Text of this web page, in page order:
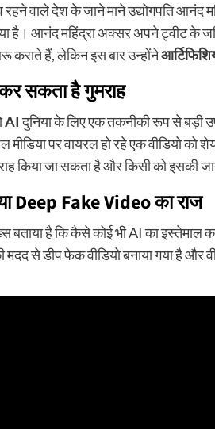
रहने वाले देश के जाने माने उद्योगपति आनंद
है। आनंद महिंद्रा अक्सर अपने ट्वीट के
हैं, लेकिन इस बार उन्होंने
सकता है गुमराह
AIदुनिया के लिए एक तकनीकी रूप से बड़ी
पर वायरल हो रहे एक वीडियो को
किया जा सकता है और किसी को इसकी
Deep Fake Video का राज
बताया है कि कैसे कोई भी AI का
से डीप फेक वीडियो बनाया गया है और